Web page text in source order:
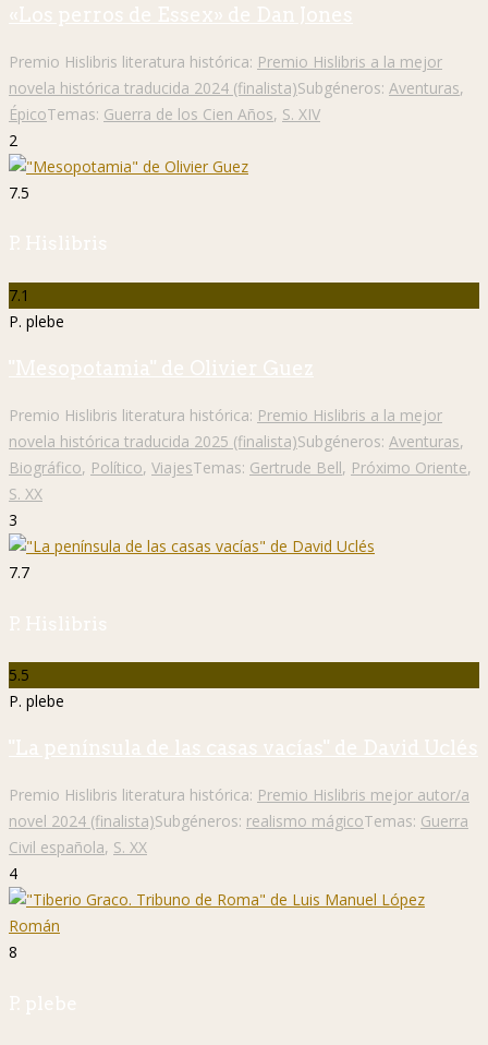
«Los perros de Essex» de Dan Jones
Premio Hislibris literatura histórica: Premio Hislibris a la mejor
novela histórica traducida 2024 (finalista)Subgéneros: Aventuras,
ÉpicoTemas: Guerra de los Cien Años, S. XIV
2
7.5
P. Hislibris
7.1
P. plebe
"Mesopotamia" de Olivier Guez
Premio Hislibris literatura histórica: Premio Hislibris a la mejor
novela histórica traducida 2025 (finalista)Subgéneros: Aventuras,
Biográfico, Político, ViajesTemas: Gertrude Bell, Próximo Oriente,
S. XX
3
7.7
P. Hislibris
5.5
P. plebe
"La península de las casas vacías" de David Uclés
Premio Hislibris literatura histórica: Premio Hislibris mejor autor/a
novel 2024 (finalista)Subgéneros: realismo mágicoTemas: Guerra
Civil española, S. XX
4
8
P. plebe